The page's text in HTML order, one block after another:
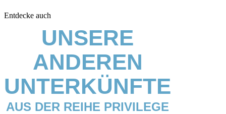
Entdecke auch
UNSERE
ANDEREN
UNTERKÜNFTE
AUS DER REIHE PRIVILEGE